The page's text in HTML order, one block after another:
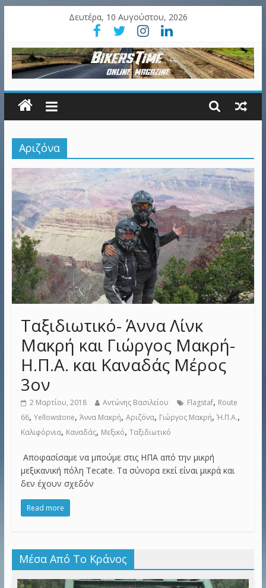
Δευτέρα, 10 Αυγούστου, 2026
Αριζόνα
Ταξιδιωτικό- Άννα Λίνκ
Μακρή και Γιώργος Μακρή-
Η.Π.Α. και Καναδάς Μέρος
3ον
2 Μαρτίου, 2018 Αντώνης Βασιλείου Flagstaf, Route
66, Yellowstone, Άννα Μακρή, Αριζόνα, Γιώργος Μακρή, Ή.Π.Α.,
Καλιφόρνια, Καναδάς, Μεξικό, Ταξιδιωτικό
Αποφασίσαμε να μπούμε στις ΗΠΑ από την μικρή
μεξικανική πόλη Tecate. Τα σύνορα εκεί είναι μικρά και
δεν έχουν σχεδόν
Read more
Μέσα Από Το Κράνος